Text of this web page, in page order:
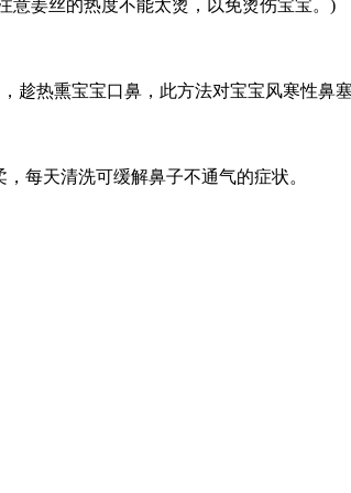
意姜丝的热度不能太烫，以免烫伤宝宝。)
热熏宝宝口鼻，此方法对宝宝风寒性鼻塞
每天清洗可缓解鼻子不通气的症状。